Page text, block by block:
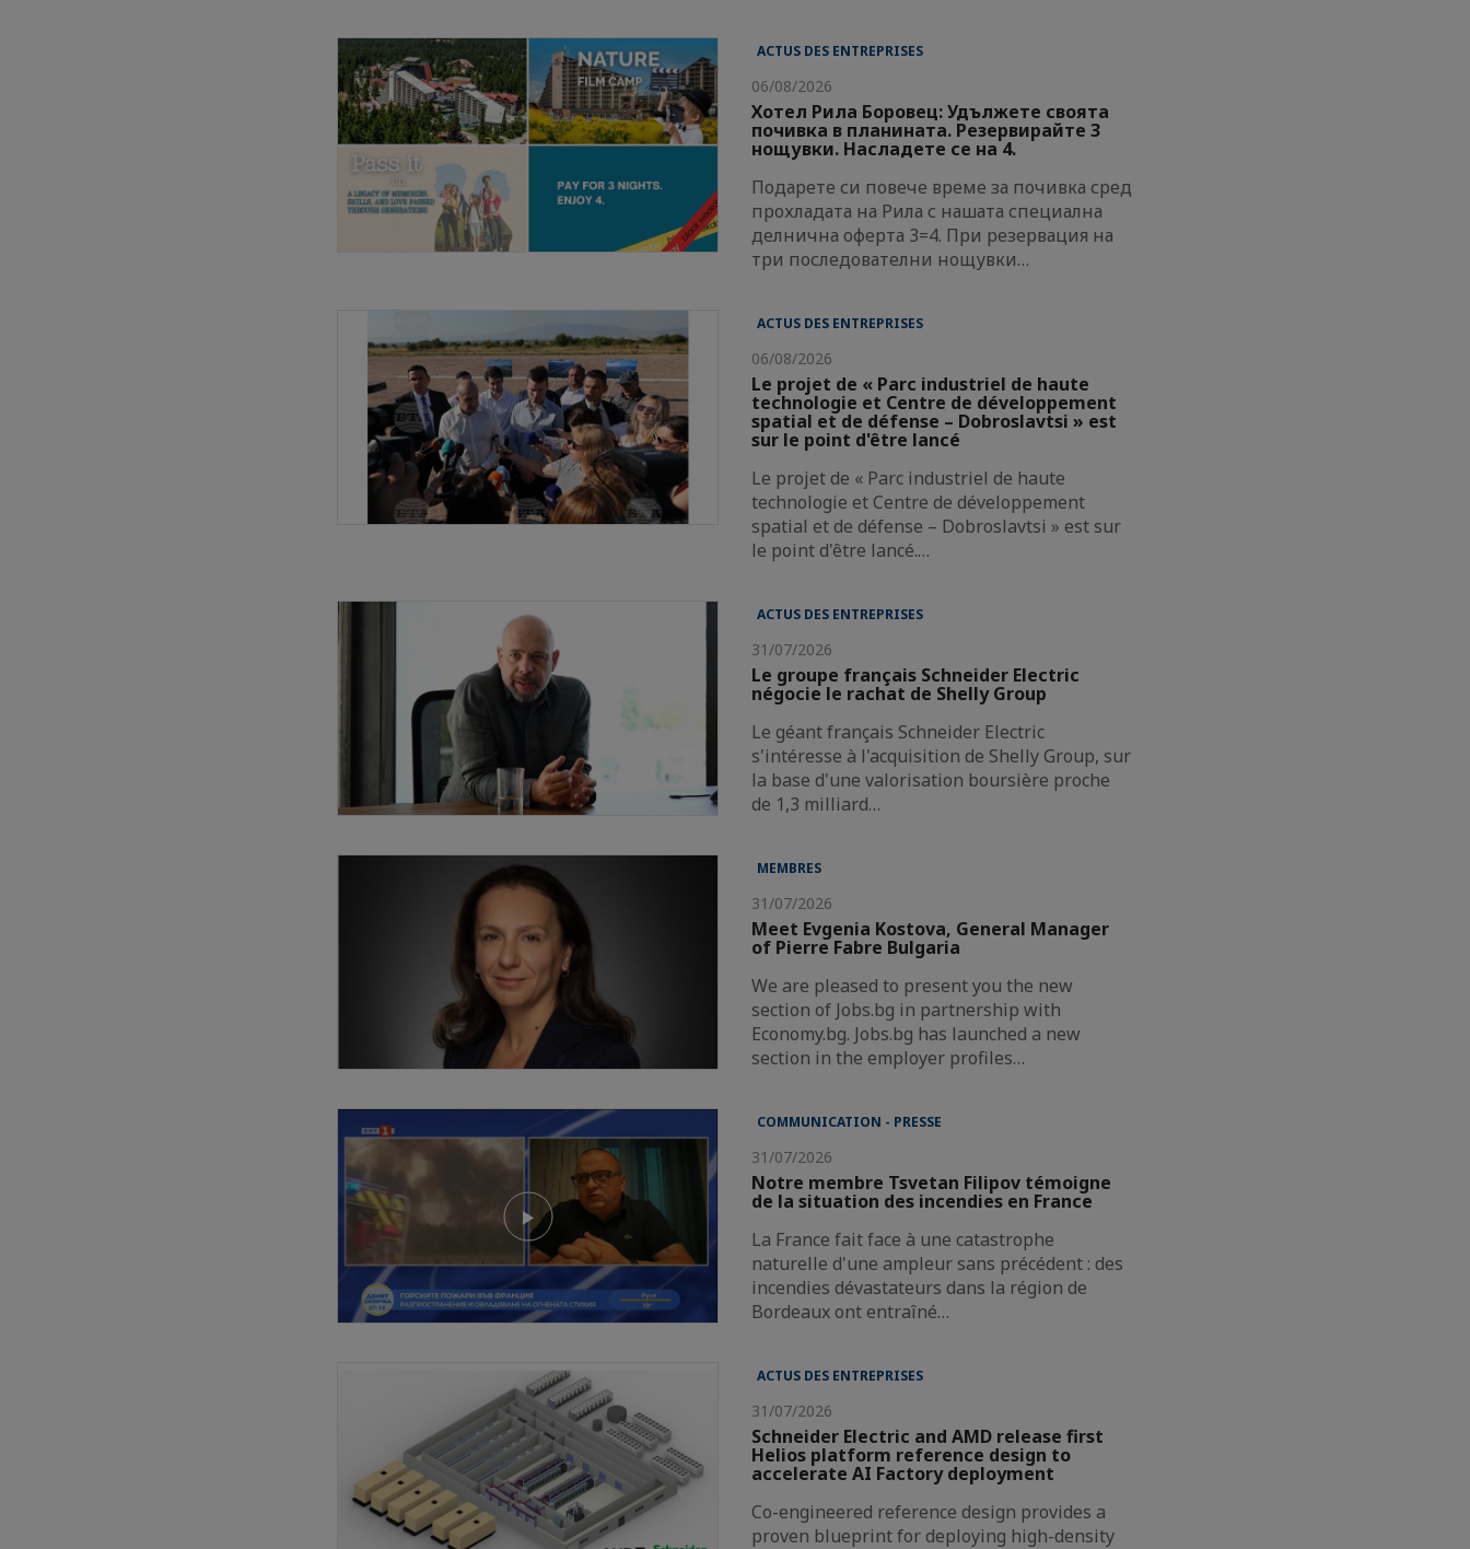
ACTUS DES ENTREPRISES
06/08/2026
Хотел Рила Боровец: Удължете своята
почивка в планината. Резервирайте 3
нощувки. Насладете се на 4.
Подарете си повече време за почивка сред
прохладата на Рила с нашата специална
делнична оферта 3=4. При резервация на
три последователни нощувки…
ACTUS DES ENTREPRISES
06/08/2026
Le projet de « Parc industriel de haute
technologie et Centre de développement
spatial et de défense – Dobroslavtsi » est
sur le point d'être lancé
Le projet de « Parc industriel de haute
technologie et Centre de développement
spatial et de défense – Dobroslavtsi » est sur
le point d'être lancé.…
ACTUS DES ENTREPRISES
31/07/2026
Le groupe français Schneider Electric
négocie le rachat de Shelly Group
Le géant français Schneider Electric
s'intéresse à l'acquisition de Shelly Group, sur
la base d'une valorisation boursière proche
de 1,3 milliard…
MEMBRES
31/07/2026
Meet Evgenia Kostova, General Manager
of Pierre Fabre Bulgaria
We are pleased to present you the new
section of Jobs.bg in partnership with
Economy.bg. Jobs.bg has launched a new
section in the employer profiles…
COMMUNICATION - PRESSE
31/07/2026
Notre membre Tsvetan Filipov témoigne
de la situation des incendies en France
La France fait face à une catastrophe
naturelle d'une ampleur sans précédent : des
incendies dévastateurs dans la région de
Bordeaux ont entraîné…
ACTUS DES ENTREPRISES
31/07/2026
Schneider Electric and AMD release first
Helios platform reference design to
accelerate AI Factory deployment
Co-engineered reference design provides a
proven blueprint for deploying high-density